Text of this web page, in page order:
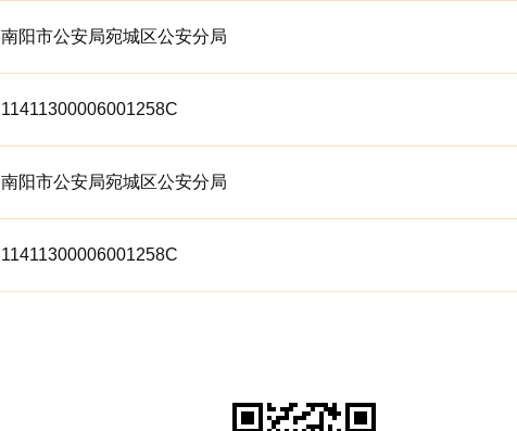
南阳市公安局宛城区公安分局
11411300006001258C
南阳市公安局宛城区公安分局
11411300006001258C